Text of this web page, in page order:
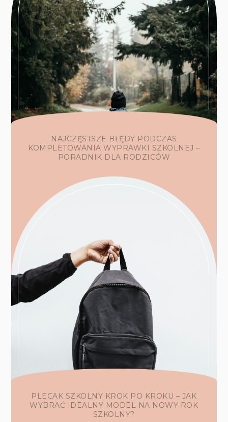
NAJCZĘSTSZE BŁĘDY PODCZAS
KOMPLETOWANIA WYPRAWKI SZKOLNEJ –
PORADNIK DLA RODZICÓW
PLECAK SZKOLNY KROK PO KROKU – JAK
WYBRAĆ IDEALNY MODEL NA NOWY ROK
SZKOLNY?